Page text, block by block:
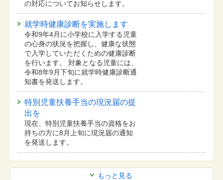
もっと見る
の対応についてお知らせします。
就学時健康診断を実施します
令和9年4月に小学校に入学する児童
の心身の状況を把握し、健康な状態
で入学していただくための健康診断
を行います。 対象となる児童には、
令和8年9月下旬に就学時健康診断通
知書を発送します。
特別児童扶養手当の現況届の提
出を
現在、特別児童扶養手当の資格をお
持ちの方に8月上旬に現況届の通知
を発送します。